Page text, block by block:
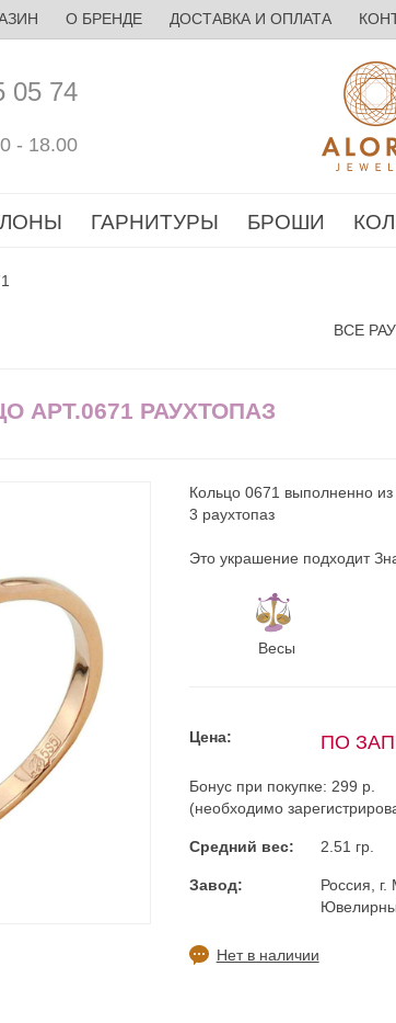
О БРЕНДЕ ДОСТАВКА И ОПЛАТА
05 74
- 18.00
ГАРНИТУРЫ БРОШИ
ВСЕ
АРТ.0671 РАУХТОПАЗ
Кольцо 0671 выполненно
3 раухтопаз
Это украшение подходит
Весы
Цена: ПО
Бонус при покупке: 299 р.
(необходимо
Средний вес: 2.51 гр.
Завод:
Россия, г.
Нет в наличии